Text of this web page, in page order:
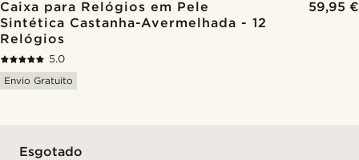
Caixa para Relógios em Pele
Sintética Castanha-Avermelhada - 12
Relógios
59,95 €
5.0
Envio Gratuito
Esgotado